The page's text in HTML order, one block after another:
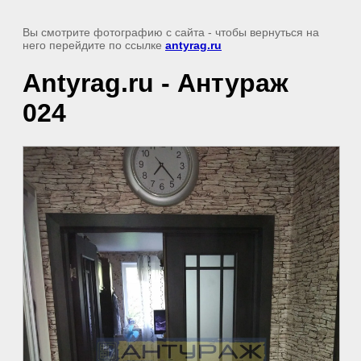
Вы смотрите фотографию с сайта - чтобы вернуться на
него перейдите по ссылке antyrag.ru
Antyrag.ru - Антураж
024